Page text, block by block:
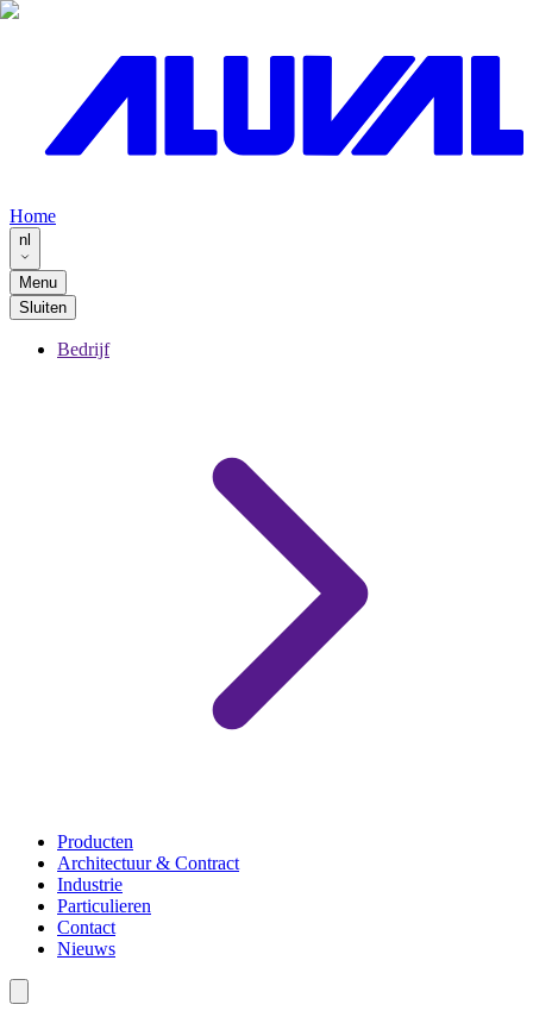
Home
nl
Menu
Sluiten
Bedrijf
Producten
Architectuur & Contract
Industrie
Particulieren
Contact
Nieuws